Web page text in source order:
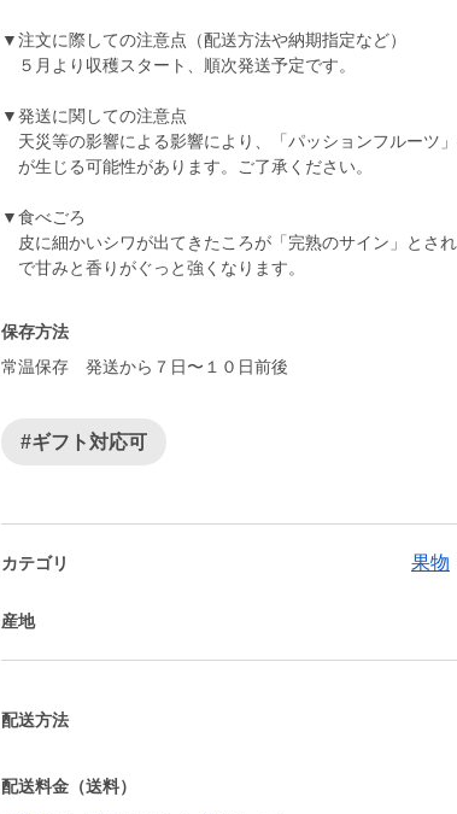
▼注文に際しての注意点（配送方法や納期指定など）
５月より収穫スタート、順次発送予定です。
▼発送に関しての注意点
天災等の影響による影響により、「パッションフルーツ
が生じる可能性があります。ご了承ください。
▼食べごろ
皮に細かいシワが出てきたころが「完熟のサイン」とさ
で甘みと香りがぐっと強くなります。
保存方法
常温保存 発送から７日〜１０日前後
#ギフト対応可
カテゴリ 果物
産地
配送方法
配送料金（送料）